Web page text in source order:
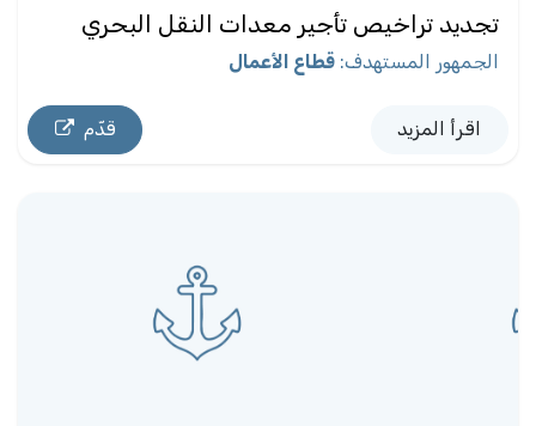
تجديد تراخيص تأجير معدات النقل البحري
الجمهور المستهدف: قطاع الأعمال
اقرأ المزيد قدّم